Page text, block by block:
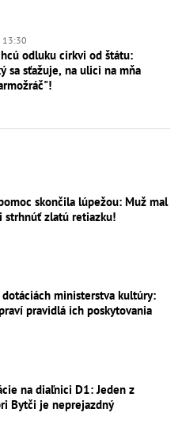
13:30
odluku cirkvi od štátu:
sa sťažuje, na ulici na mňa
skončila lúpežou: Muž mal
strhnúť zlatú retiazku!
ministerstva kultúry:
pravidlá ich poskytovania
na diaľnici D1: Jeden z
Bytči je neprejazdný